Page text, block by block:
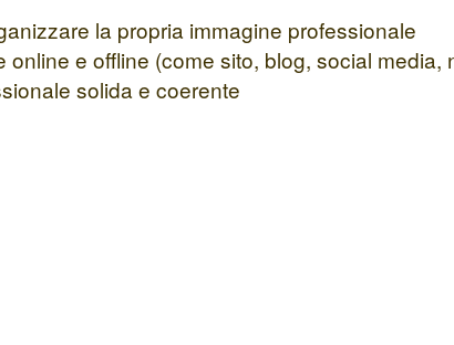
la propria immagine professionale
e offline (come sito, blog, social media,
solida e coerente